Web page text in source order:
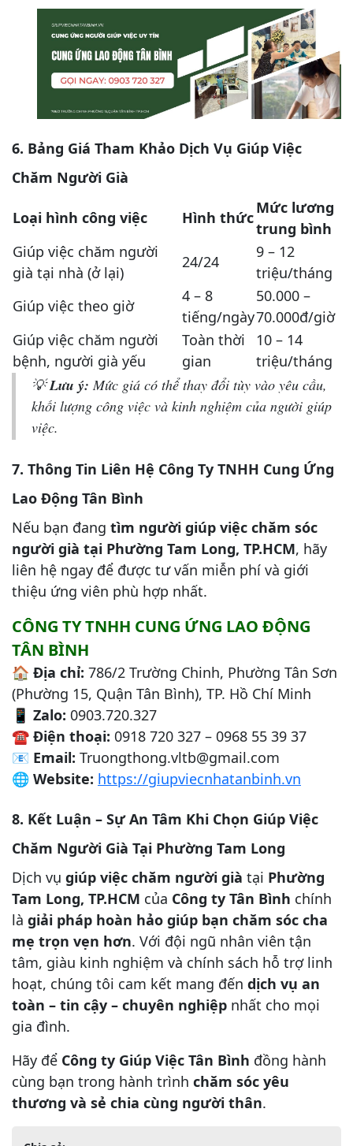
6. Bảng Giá Tham Khảo Dịch Vụ Giúp Việc
Chăm Người Già
Loại hình công việc Hình thức
Mức lương
trung bình
Giúp việc chăm người
già tại nhà (ở lại)
24/24
9 – 12
triệu/tháng
Giúp việc theo giờ
4 – 8
tiếng/ngày
50.000 –
70.000đ/giờ
Giúp việc chăm người
bệnh, người già yếu
Toàn thời
gian
10 – 14
triệu/tháng
💡Lưu ý: Mức giá có thể thay đổi tùy vào yêu cầu,
khối lượng công việc và kinh nghiệm của người giúp
việc.
7. Thông Tin Liên Hệ Công Ty TNHH Cung Ứng
Lao Động Tân Bình
Nếu bạn đang tìm người giúp việc chăm sóc
người già tại Phường Tam Long, TP.HCM, hãy
liên hệ ngay để được tư vấn miễn phí và giới
thiệu ứng viên phù hợp nhất.
CÔNG TY TNHH CUNG ỨNG LAO ĐỘNG
TÂN BÌNH
🏠 Địa chỉ: 786/2 Trường Chinh, Phường Tân Sơn
(Phường 15, Quận Tân Bình), TP. Hồ Chí Minh
📱 Zalo: 0903.720.327
☎️ Điện thoại: 0918 720 327 – 0968 55 39 37
📧 Email: Truongthong.vltb@gmail.com
🌐 Website: https://giupviecnhatanbinh.vn
8. Kết Luận – Sự An Tâm Khi Chọn Giúp Việc
Chăm Người Già Tại Phường Tam Long
Dịch vụ giúp việc chăm người già tại Phường
Tam Long, TP.HCM của Công ty Tân Bình chính
là giải pháp hoàn hảo giúp bạn chăm sóc cha
mẹ trọn vẹn hơn. Với đội ngũ nhân viên tận
tâm, giàu kinh nghiệm và chính sách hỗ trợ linh
hoạt, chúng tôi cam kết mang đến dịch vụ an
toàn – tin cậy – chuyên nghiệp nhất cho mọi
gia đình.
Hãy để Công ty Giúp Việc Tân Bình đồng hành
cùng bạn trong hành trình chăm sóc yêu
thương và sẻ chia cùng người thân.